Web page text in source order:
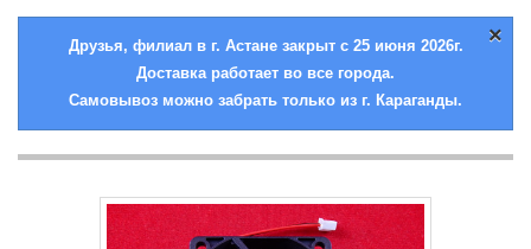
×
Друзья, филиал в г. Астане закрыт с 25 июня 2026г.
Доставка работает во все города.
Самовывоз можно забрать только из г. Караганды.